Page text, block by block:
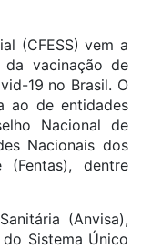
(CFESS) vem a
vacinação de
19 no Brasil. O
ao de entidades
Nacional de
Nacionais dos
(Fentas), dentre
(Anvisa),
Sistema Único